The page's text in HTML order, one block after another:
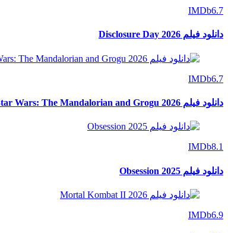
IMDb6.7
دانلود فیلم Disclosure Day 2026
IMDb6.7
دانلود فیلم Star Wars: The Mandalorian and Grogu 2026
IMDb8.1
دانلود فیلم Obsession 2025
IMDb6.9